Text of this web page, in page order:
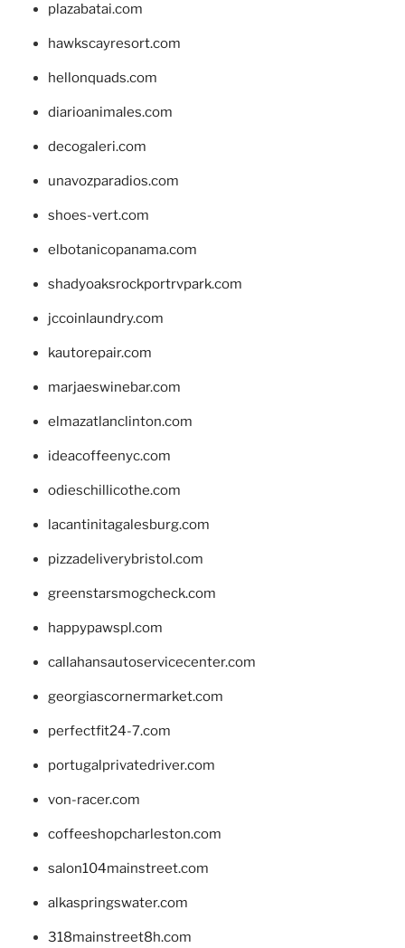
plazabatai.com
hawkscayresort.com
hellonquads.com
diarioanimales.com
decogaleri.com
unavozparadios.com
shoes-vert.com
elbotanicopanama.com
shadyoaksrockportrvpark.com
jccoinlaundry.com
kautorepair.com
marjaeswinebar.com
elmazatlanclinton.com
ideacoffeenyc.com
odieschillicothe.com
lacantinitagalesburg.com
pizzadeliverybristol.com
greenstarsmogcheck.com
happypawspl.com
callahansautoservicecenter.com
georgiascornermarket.com
perfectfit24-7.com
portugalprivatedriver.com
von-racer.com
coffeeshopcharleston.com
salon104mainstreet.com
alkaspringswater.com
318mainstreet8h.com